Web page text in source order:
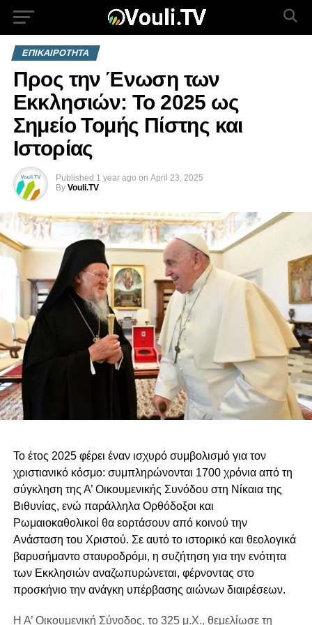
ΕΠΙΚΑΙΡΟΤΗΤΑ
Προς την Ένωση των
Εκκλησιών: Το 2025 ως
Σημείο Τομής Πίστης και
Ιστορίας
Published 1 year ago on April 23, 2025
By Vouli.TV
Το έτος 2025 φέρει έναν ισχυρό συμβολισμό για τον
χριστιανικό κόσμο: συμπληρώνονται 1700 χρόνια από τη
σύγκληση της Α’ Οικουμενικής Συνόδου στη Νίκαια της
Βιθυνίας, ενώ παράλληλα Ορθόδοξοι και
Ρωμαιοκαθολικοί θα εορτάσουν από κοινού την
Ανάσταση του Χριστού. Σε αυτό το ιστορικό και θεολογικά
βαρυσήμαντο σταυροδρόμι, η συζήτηση για την ενότητα
των Εκκλησιών αναζωπυρώνεται, φέρνοντας στο
προσκήνιο την ανάγκη υπέρβασης αιώνων διαιρέσεων.
Η Α’ Οικουμενική Σύνοδος, το 325 μ.Χ., θεμελίωσε τη